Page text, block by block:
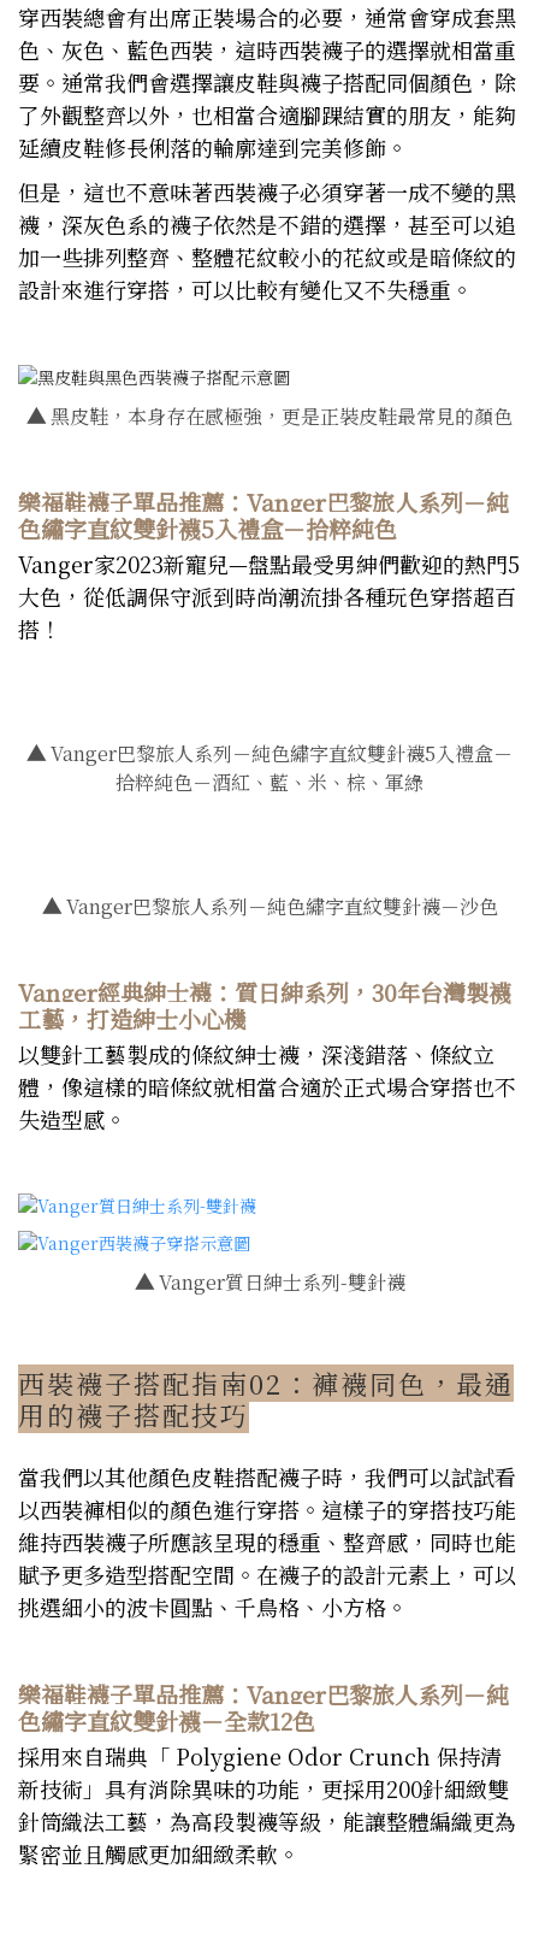
穿西裝總會有出席正裝場合的必要，通常會穿成套黑
色、灰色、藍色西裝，這時西裝襪子的選擇就相當重
要。通常我們會選擇讓皮鞋與襪子搭配同個顏色，除
了外觀整齊以外，也相當合適腳踝結實的朋友，能夠
延續皮鞋修長俐落的輪廓達到完美修飾。
但是，這也不意味著西裝襪子必須穿著一成不變的黑
襪，深灰色系的襪子依然是不錯的選擇，甚至可以追
加一些排列整齊、整體花紋較小的花紋或是暗條紋的
設計來進行穿搭，可以比較有變化又不失穩重。
▲黑皮鞋，本身存在感極強，更是正裝皮鞋最常見的顏色
樂福鞋襪子單品推薦：Vanger巴黎旅人系列－純
色繡字直紋雙針襪5入禮盒－拾粹純色
Vanger家2023新寵兒—盤點最受男紳們歡迎的熱門5
大色，從低調保守派到時尚潮流掛各種玩色穿搭超百
搭！
▲Vanger巴黎旅人系列－純色繡字直紋雙針襪5入禮盒－
拾粹純色－酒紅、藍、米、棕、軍綠
▲Vanger巴黎旅人系列－純色繡字直紋雙針襪－沙色
Vanger經典紳士襪：質日紳系列，30年台灣製襪
工藝，打造紳士小心機
以雙針工藝製成的條紋紳士襪，深淺錯落、條紋立
體，像這樣的暗條紋就相當合適於正式場合穿搭也不
失造型感。
▲Vanger質日紳士系列-雙針襪
西裝襪子搭配指南02：褲襪同色，最通
用的襪子搭配技巧
當我們以其他顏色皮鞋搭配襪子時，我們可以試試看
以西裝褲相似的顏色進行穿搭。這樣子的穿搭技巧能
維持西裝襪子所應該呈現的穩重、整齊感，同時也能
賦予更多造型搭配空間。在襪子的設計元素上，可以
挑選細小的波卡圓點、千鳥格、小方格。
樂福鞋襪子單品推薦：Vanger巴黎旅人系列－純
色繡字直紋雙針襪－全款12色
採用來自瑞典「 Polygiene Odor Crunch 保持清
新技術」具有消除異味的功能，更採用200針細緻雙
針筒織法工藝，為高段製襪等級，能讓整體編織更為
緊密並且觸感更加細緻柔軟。